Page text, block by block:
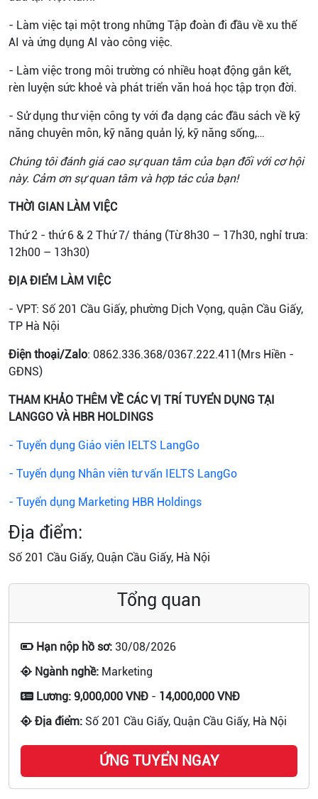
- Làm việc tại một trong những Tập đoàn đi đầu về xu thế
AI và ứng dụng AI vào công việc.
- Làm việc trong môi trường có nhiều hoạt động gắn kết,
rèn luyện sức khoẻ và phát triển văn hoá học tập trọn đời.
- Sử dụng thư viện công ty với đa dạng các đầu sách về kỹ
năng chuyên môn, kỹ năng quản lý, kỹ năng sống,…
Chúng tôi đánh giá cao sự quan tâm của bạn đối với cơ hội
này. Cảm ơn sự quan tâm và hợp tác của bạn!
THỜI GIAN LÀM VIỆC
Thứ 2 - thứ 6 & 2 Thứ 7/ tháng (Từ 8h30 – 17h30, nghỉ trưa:
12h00 – 13h30)
ĐỊA ĐIỂM LÀM VIỆC
- VPT: Số 201 Cầu Giấy, phường Dịch Vọng, quận Cầu Giấy,
TP Hà Nội
Điện thoại/Zalo: 0862.336.368/0367.222.411(Mrs Hiền -
GĐNS)
THAM KHẢO THÊM VỀ CÁC VỊ TRÍ TUYỂN DỤNG TẠI
LANGGO VÀ HBR HOLDINGS
- Tuyển dụng Giáo viên IELTS LangGo
- Tuyển dụng Nhân viên tư vấn IELTS LangGo
- Tuyển dụng Marketing HBR Holdings
Địa điểm:
Số 201 Cầu Giấy, Quận Cầu Giấy, Hà Nội
Tổng quan
Hạn nộp hồ sơ: 30/08/2026
Ngành nghề: Marketing
Lương: 9,000,000 VNĐ - 14,000,000 VNĐ
Địa điểm: Số 201 Cầu Giấy, Quận Cầu Giấy, Hà Nội
ỨNG TUYỂN NGAY